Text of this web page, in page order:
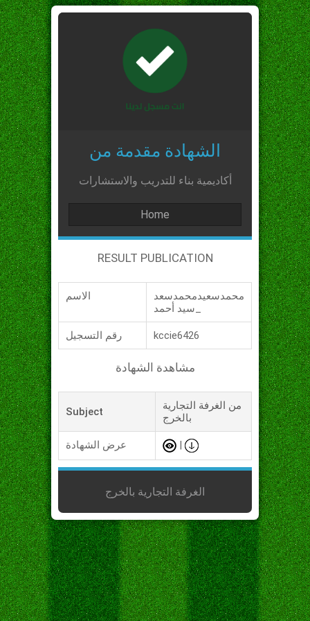
الشهادة مقدمة من
أكاديمية بناء للتدريب والاستشارات
Home
RESULT PUBLICATION
الاسم
محمدسعيدمحمدسعد
رقم التسجيل kccie6426
مشاهدة الشهادة
Subject
من الغرفة التجارية
بالخرج
عرض الشهادة
الغرفة التجارية بالخرج